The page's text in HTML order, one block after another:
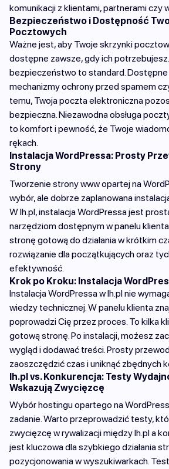
komunikacji z klientami, partnerami czy
Bezpieczeństwo i Dostępność
Pocztowych
Ważne jest, aby Twoje skrzynki
dostępne zawsze, gdy ich potrzebujesz.
bezpieczeństwo to standard.
mechanizmy ochrony przed spamem
temu, Twoja poczta elektroniczna
bezpieczna. Niezawodna obsługa
to komfort i pewność, że Twoje
rękach.
Instalacja WordPressa: Prosty
Strony
Tworzenie strony www opartej na
wybór, ale dobrze zaplanowana
W lh.pl, instalacja WordPressa jest
narzędziom dostępnym w panelu
stronę gotową do działania w krótkim
rozwiązanie dla początkujących oraz
efektywność.
Krok po Kroku: Instalacja
Instalacja WordPressa w lh.pl nie
wiedzy technicznej. W panelu klienta
poprowadzi Cię przez proces. To kilka
gotową stronę. Po instalacji, możesz
wygląd i dodawać treści. Prosty
zaoszczędzić czas i uniknąć zbędnych
lh.pl vs. Konkurencja: Testy
Wskazują Zwycięzcę
Wybór hostingu opartego na
zadanie. Warto przeprowadzić testy,
zwycięzcę w rywalizacji między lh.pl a
jest kluczowa dla szybkiego działania
pozycjonowania w wyszukiwarkach.